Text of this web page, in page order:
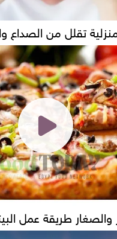
تقلل من الصداع
طريقة عمل